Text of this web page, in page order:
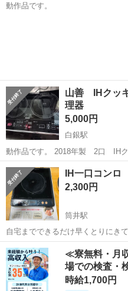
動作品です。
山善 IHクッ
理器
5,000円
白銀駅
動作品です。 2018年製 2口 IHク
階青森 八戸市
IH一口コンロ
2,300円
筒井駅
自宅までできるだけ早くとりにき
す。 よろしくおねがいします。
青森 青森市 筒井駅 キ
≪寮無料・月
場での検査・
時給1,700円